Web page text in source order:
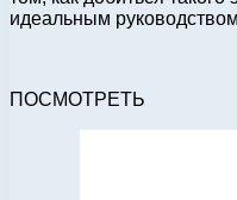
идеальным
ПОСМОТРЕТЬ